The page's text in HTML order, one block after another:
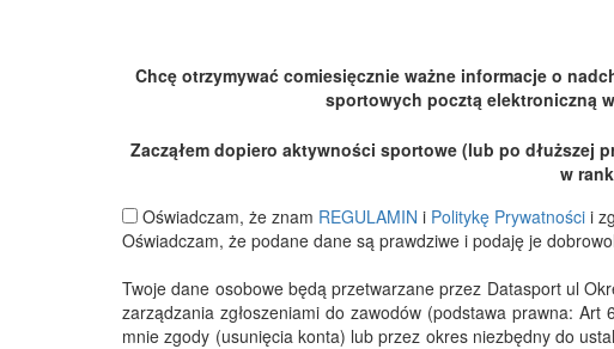
Chcę otrzymywać comiesięcznie ważne informacje o
sportowych pocztą elektroniczną
Zacząłem dopiero aktywności sportowe (lub po dłuższej
w
Oświadczam, że znam REGULAMIN i Politykę Prywatności i
Oświadczam, że podane dane są prawdziwe i podaję je
Twoje dane osobowe będą przetwarzane przez Datasport ul
zarządzania zgłoszeniami do zawodów (podstawa prawna:
mnie zgody (usunięcia konta) lub przez okres niezbędny do